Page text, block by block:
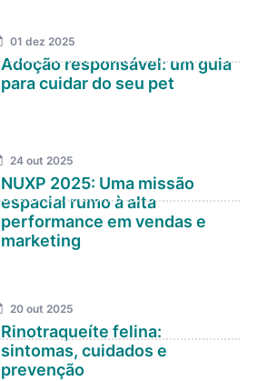
01 dez 2025
Adoção responsável: um guia
para cuidar do seu pet
24 out 2025
NUXP 2025: Uma missão
espacial rumo à alta
performance em vendas e
marketing
20 out 2025
Rinotraqueíte felina:
sintomas, cuidados e
prevenção